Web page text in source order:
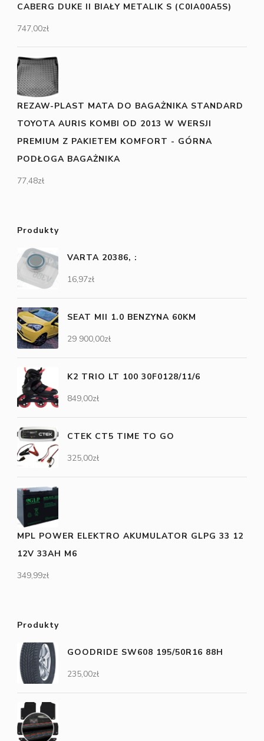
CABERG DUKE II BIAŁY METALIK S (C0IA00A5S)
747,00zł
REZAW-PLAST MATA DO BAGAŻNIKA STANDARD
TOYOTA AURIS KOMBI OD 2013 W WERSJI
PREMIUM Z PAKIETEM KOMFORT - GÓRNA
PODŁOGA BAGAŻNIKA
77,48zł
Produkty
VARTA 20386, :
16,97zł
SEAT MII 1.0 BENZYNA 60KM
29 900,00zł
K2 TRIO LT 100 30F0128/11/6
849,00zł
CTEK CT5 TIME TO GO
325,00zł
MPL POWER ELEKTRO AKUMULATOR GLPG 33 12
12V 33AH M6
349,99zł
Produkty
GOODRIDE SW608 195/50R16 88H
235,00zł